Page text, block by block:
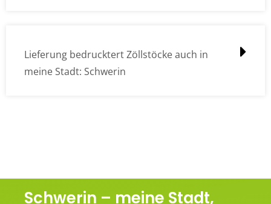
Lieferung bedrucktert Zöllstöcke auch in
meine Stadt: Schwerin
Schwerin – meine Stadt,